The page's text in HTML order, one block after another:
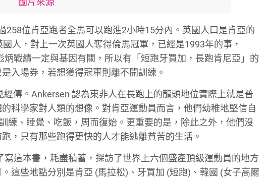
258位肯亞跑者全馬可以跑進2小時15分內。英國人口是肯亞的
人，對上一次英國人奪得倫馬冠軍，已經是1993年的事，
戰績一定與基因有關，所以有「短跑牙買加，長跑肯尼亞」的
入場券，若想獲得冠軍則離不開訓練。
傳。Ankersen 認為東非人在長跑上的龍頭地位實際上就是普
科學家對人類的想像。對肯亞運動員而言，他們幼稚地堅信自
練、睡覺、吃飯，周而復始。更重要的是，除此之外，他們沒
，只有那些跑得更快的人才能逃離貧苦的生活。
這本書，耗盡積蓄，探訪了世界上六個盛產頂級運動員的地方
這些地點分別是肯亞 (馬拉松)、牙買加 (短跑)、韓國 (女子高爾